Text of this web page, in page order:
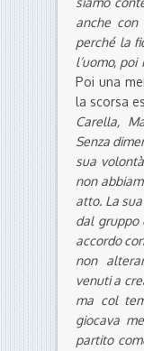
anche
perché la
l’uomo,
Poi una
la scorsa
Carella,
Senza
sua
non
atto. La
dal gruppo
accordo
non
venuti a
ma col
giocava
partito